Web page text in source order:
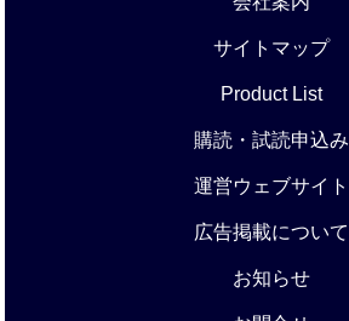
サイトマップ
Product List
購読・試読申込み
運営ウェブサイト
広告掲載について
お知らせ